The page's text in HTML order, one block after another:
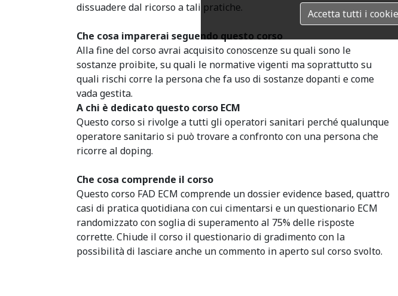
dissuadere dal ricorso a tali pratiche.
Che cosa imparerai seguendo questo corso
Alla fine del corso avrai acquisito conoscenze su quali sono le
sostanze proibite, su quali le normative vigenti ma soprattutto su
quali rischi corre la persona che fa uso di sostanze dopanti e come
vada gestita.
A chi è dedicato questo corso ECM
Questo corso si rivolge a tutti gli operatori sanitari perché qualunque
operatore sanitario si può trovare a confronto con una persona che
ricorre al doping.
Che cosa comprende il corso
Questo corso FAD ECM comprende un dossier evidence based, quattro
casi di pratica quotidiana con cui cimentarsi e un questionario ECM
randomizzato con soglia di superamento al 75% delle risposte
corrette. Chiude il corso il questionario di gradimento con la
possibilità di lasciare anche un commento in aperto sul corso svolto.
Accetta tutti i cookie